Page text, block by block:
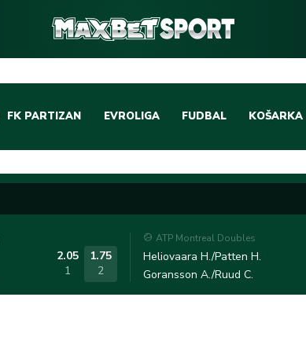
FK PARTIZAN EVROLIGA FUDBAL
DOMAĆI FUDBAL
LIGE PETICE
OSTALE LIGE
KOŠARKA
EVROLIGA
ABA LIGA
2.05
1
1.75
2
ATP Montreal Doubles
Heliovaara H./Patten H.
Goransson A./Ruud C.